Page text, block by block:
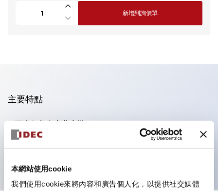
本網站使用cookie
我們使用cookie來將內容和廣告個人化，以提供社交媒體
新增到詢價單
主要特點
可進行集合密著安裝
附鎖選擇開關採用高安全性的彈子鎖結構